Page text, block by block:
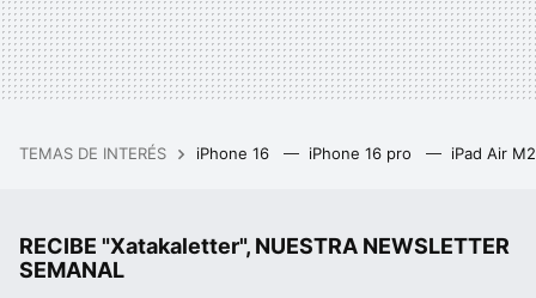
TEMAS DE INTERÉS iPhone 16 iPhone 16 pro iPad Air
RECIBE "Xatakaletter", NUESTRA NEWSLETTER
SEMANAL